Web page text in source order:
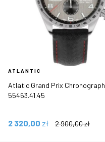
ATLANTIC
Atlatic Grand Prix Chronograph
55463.41.45
2 320,00 zł 2 900,00zł